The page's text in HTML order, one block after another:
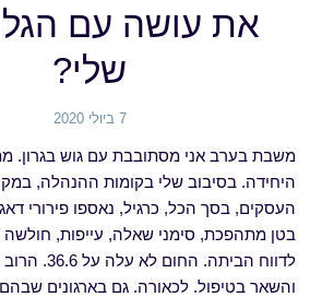
את עושה עם הגל
שלי?
7 ביולי 2020
משבת בערב אני מסתובבת עם גוש בגרון.
היחידה. בסיבוב שלי בקומות ההנהלה,
העסקים, בסך הכל, כרגיל, נאספו פירורי
בטן מתהפכת, סימני שאלה, עייפות,
לדווח הביתה.
והשאר בטיפול. לכאורה. גם בארגונים